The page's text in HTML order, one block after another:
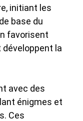
initiant les
base du
favorisent
développent la
avec des
énigmes et
Ces